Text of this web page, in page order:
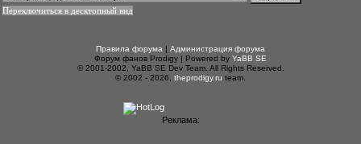
Переключиться в десктопный вид
Правила форума | Администрация форума
Форум фанов Prodigy | Powered by YaBB SE
© 2001-2002, YaBB SE Dev Team. All Rights Reserved.
© 2002 - 2026, theprodigy.ru team.
Реклама: